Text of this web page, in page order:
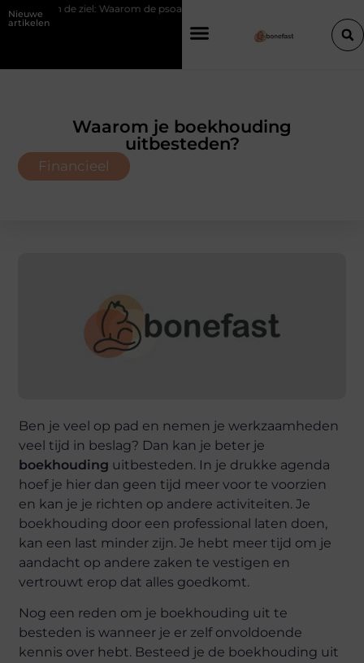
Nieuwe
artikelen
de ziel: Waarom de psoas reageert op spanning
Waarom je boekhouding
uitbesteden?
Financieel
Ben je veel op pad en nemen je werkzaamheden
veel tijd in beslag? Dan kan je beter je
boekhouding uitbesteden. In je drukke agenda
hoef je hier dan geen tijd meer voor te voorzien
en kan je je richten op andere activiteiten. Je
boekhouding door een professional laten doen,
kan een last minder zijn. Je hebt meer tijd om je
aandacht op andere zaken te vestigen en
vertrouwt erop dat alles goedkomt.
Nog een reden om je boekhouding uit te
besteden is wanneer je er zelf onvoldoende
kennis over hebt. Besteed je de boekhouding uit